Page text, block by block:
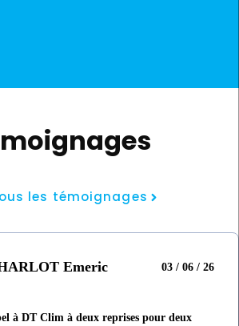
les témoignages
Emeric 03 / 06 / 26
à DT Clim à deux reprises pour deux